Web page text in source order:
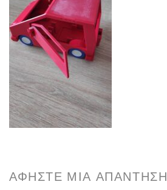
ΑΦΉΣΤΕ ΜΙΑ ΑΠΆΝΤΗΣΗ